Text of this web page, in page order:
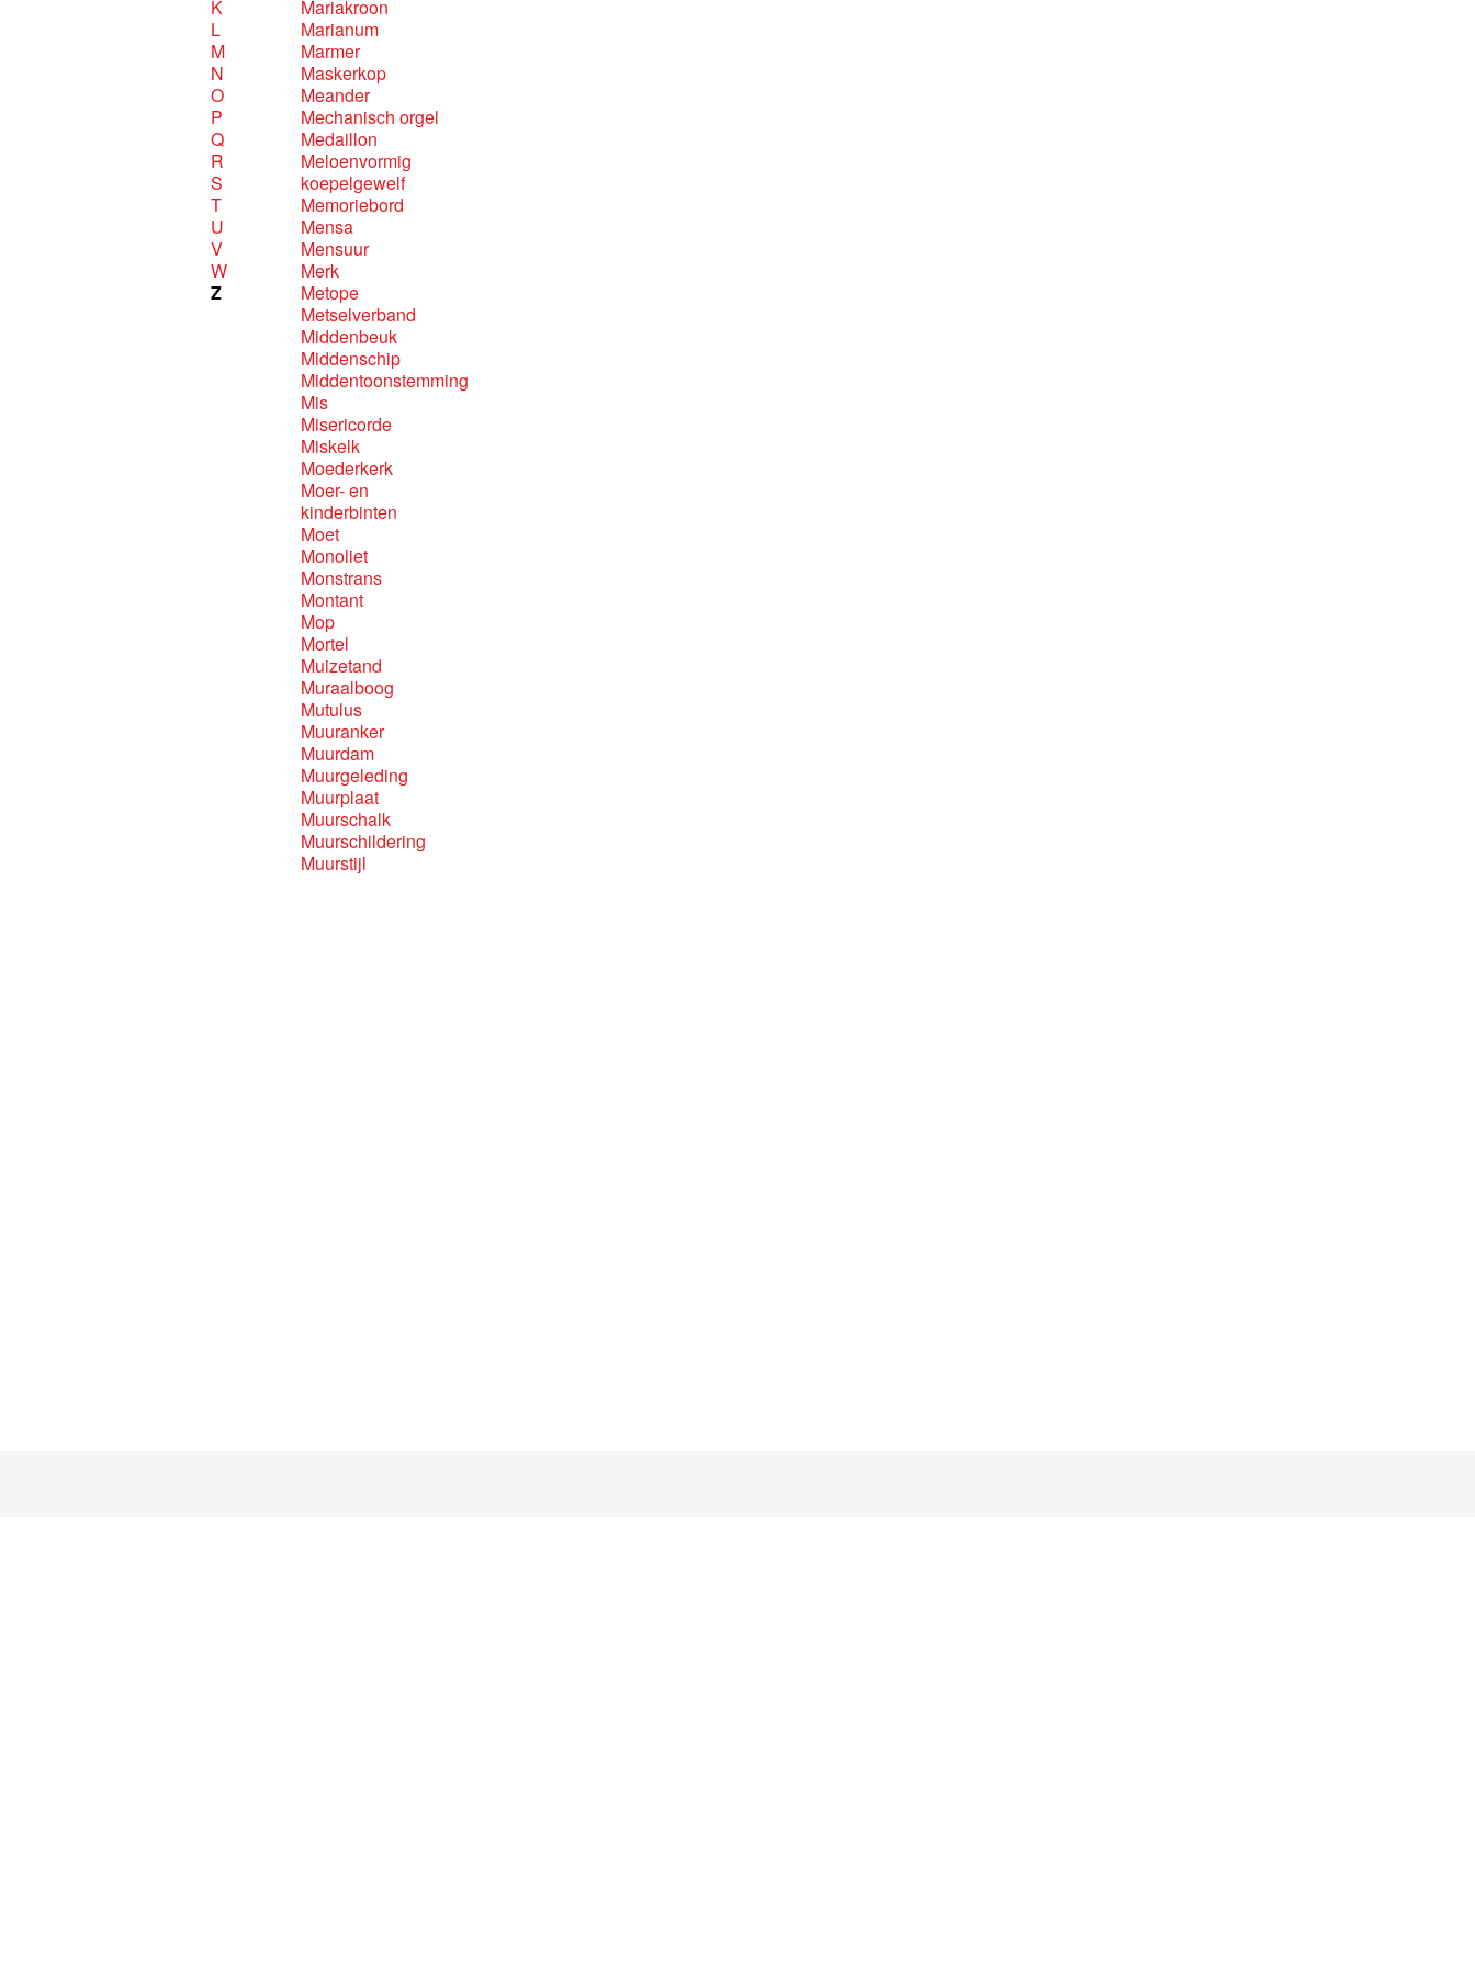
K
L
M
N
O
P
Q
R
S
T
U
V
W
Z
Mariakroon
Marianum
Marmer
Maskerkop
Meander
Mechanisch orgel
Medaillon
Meloenvormig
koepelgewelf
Memoriebord
Mensa
Mensuur
Merk
Metope
Metselverband
Middenbeuk
Middenschip
Middentoonstemming
Mis
Misericorde
Miskelk
Moederkerk
Moer- en
kinderbinten
Moet
Monoliet
Monstrans
Montant
Mop
Mortel
Muizetand
Muraalboog
Mutulus
Muuranker
Muurdam
Muurgeleding
Muurplaat
Muurschalk
Muurschildering
Muurstijl